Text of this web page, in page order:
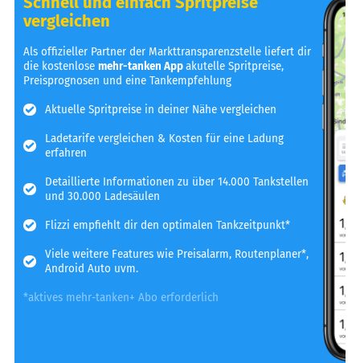
vergleichen
Als offizieller Partner der Markttransparenzstelle liefert dir
die kostenlosemehr-tanken Appakutelle Spritpreise,
Preisprognosen und eine Tankempfehlung
Aktuelle Spritpreise in deiner Nähe vergleichen
Ladetarife vergleichen & Kosten für eine Ladung
erfahren
Detaillierte Informationen zu über 14.000 Tankstellen
und 30.000 Ladesäulen
Flizzi empfiehlt dir den optimalen Tankzeitpunkt*
Viele weitere Features wie Preisalarm, Routenplaner*,
Android Auto uvm.
*aktives mehr-tanken+ Abo erforderlich